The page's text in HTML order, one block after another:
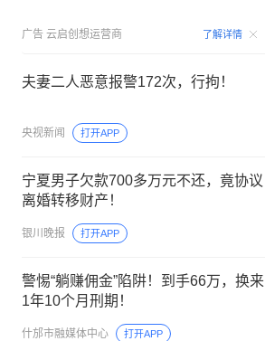
广告 云启创想运营商 了解详情
夫妻二人恶意报警172次，行拘！
央视新闻 打开APP
宁夏男子欠款700多万元不还，竟协议
离婚转移财产！
银川晚报 打开APP
警惕“躺赚佣金”陷阱！到手66万，换来
1年10个月刑期！
什邡市融媒体中心 打开APP